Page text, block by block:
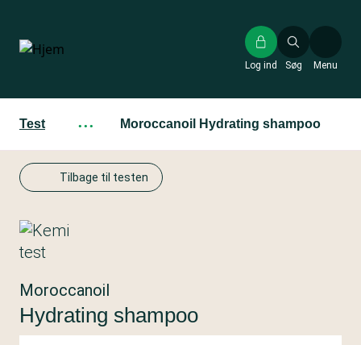
hovedindhold
Søg
Log ind Menu
Test ··· Moroccanoil Hydrating shampoo
Tilbage til testen
Moroccanoil
Hydrating shampoo